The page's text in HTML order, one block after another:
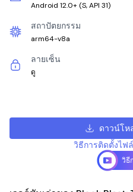
Android 12.0+ (S, API 31)
สถาปัตยกรรม
arm64-v8a
ลายเซ็น
ดู
ดาวน์โห
วิธีการติดตั้งไฟล์
วิธี